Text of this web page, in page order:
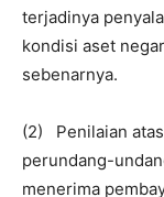
terjadinya
kondisi aset
sebenarnya.
(2) Penilaian
perundang-
menerima